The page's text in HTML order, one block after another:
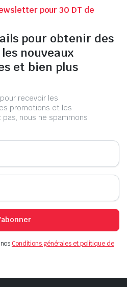
pour 30 DT de
pour obtenir des
nouveaux
et bien plus
recevoir les
promotions et les
nous ne spammons
Conditions générales et politique de